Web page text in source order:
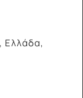
Ελλάδα,